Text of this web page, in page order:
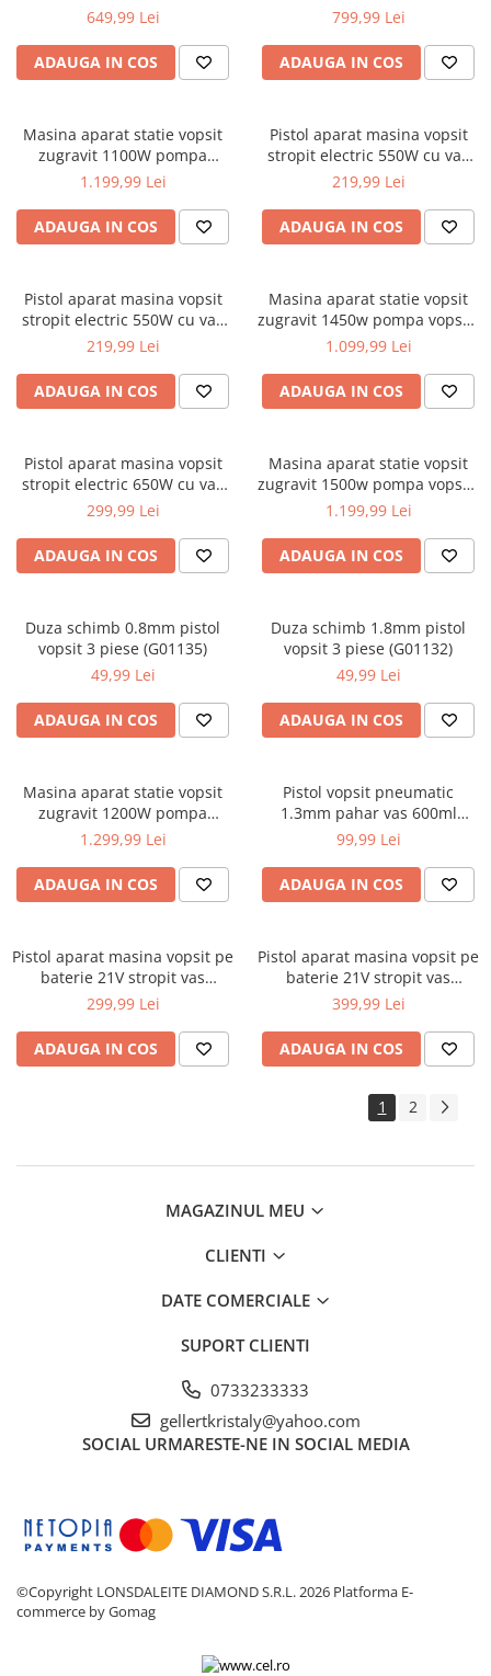
Prelungitoare curent
Redresoare/robot pornire/starter
auto
Strung lemn electric
Sudura / taiere
Accesorii / consumabile sudura
Aparat taiat cu plasma
Masca de sudura
Sursa lumina
UPS Sursa curent
Vibrator beton
Pompa extras lichide
Scaune mese organizatoare atelier
Scule hidraulice
Cilindru hidraulic
Macarale
Prese
Scule pentru gresat
Suport motor
Suporti
Traversa echilibrare / adaptor
Truse diverse consumabile
Cu reglare in cruce
Menghina fixare
Simple rotative
Pistoale pentru silicon
Pompe manuale
Scule pentru gresat
Scule pentru instalatori
Surubelnite
Truse scule
Ventuze
(V81342)
649,99 Lei
ADAUGA IN COS
(V81341)
799,99 Lei
ADAUGA IN COS
Masina aparat statie vopsit
zugravit 1100W pompa
vopsea var lac lavabil (B4900)
1.199,99 Lei
ADAUGA IN COS
Pistol aparat masina vopsit
stropit electric 550W cu vas
rezervor 800ml priza 220V219,99 Lei
ADAUGA IN COS
Pistol aparat masina vopsit
stropit electric 550W cu vas
rezervor 800ml priza 220V219,99 Lei
ADAUGA IN COS
Masina aparat statie vopsit
zugravit 1450w pompa vopsea
var lac lavabil (KD1746)
1.099,99 Lei
ADAUGA IN COS
Pistol aparat masina vopsit
stropit electric 650W cu vas
rezervor 1200ml priza 230V
299,99 Lei
ADAUGA IN COS
Masina aparat statie vopsit
zugravit 1500w pompa vopsea
var lac lavabil (KD1747)
1.199,99 Lei
ADAUGA IN COS
Duza schimb 0.8mm pistol
vopsit 3 piese (G01135)
49,99 Lei
ADAUGA IN COS
Duza schimb 1.8mm pistol
vopsit 3 piese (G01132)
49,99 Lei
ADAUGA IN COS
Masina aparat statie vopsit
zugravit 1200W pompa
vopsea var lac lavabil
1.299,99 Lei
ADAUGA IN COS
Pistol vopsit pneumatic
1.3mm pahar vas 600ml
(KD2112)
99,99 Lei
ADAUGA IN COS
Pistol aparat masina vopsit pe
baterie 21V stropit vas
rezervor 800ml (KD5481)
299,99 Lei
ADAUGA IN COS
Pistol aparat masina vopsit pe
baterie 21V stropit vas
rezervor 1200ml (KD5480)
399,99 Lei
ADAUGA IN COS
1 2
MAGAZINUL MEU
CLIENTI
DATE COMERCIALE
SUPORT CLIENTI
0733233333
gellertkristaly@yahoo.com
SOCIAL URMARESTE-NE IN SOCIAL MEDIA
©Copyright LONSDALEITE DIAMOND S.R.L. 2026 Platforma E-
commerce by Gomag